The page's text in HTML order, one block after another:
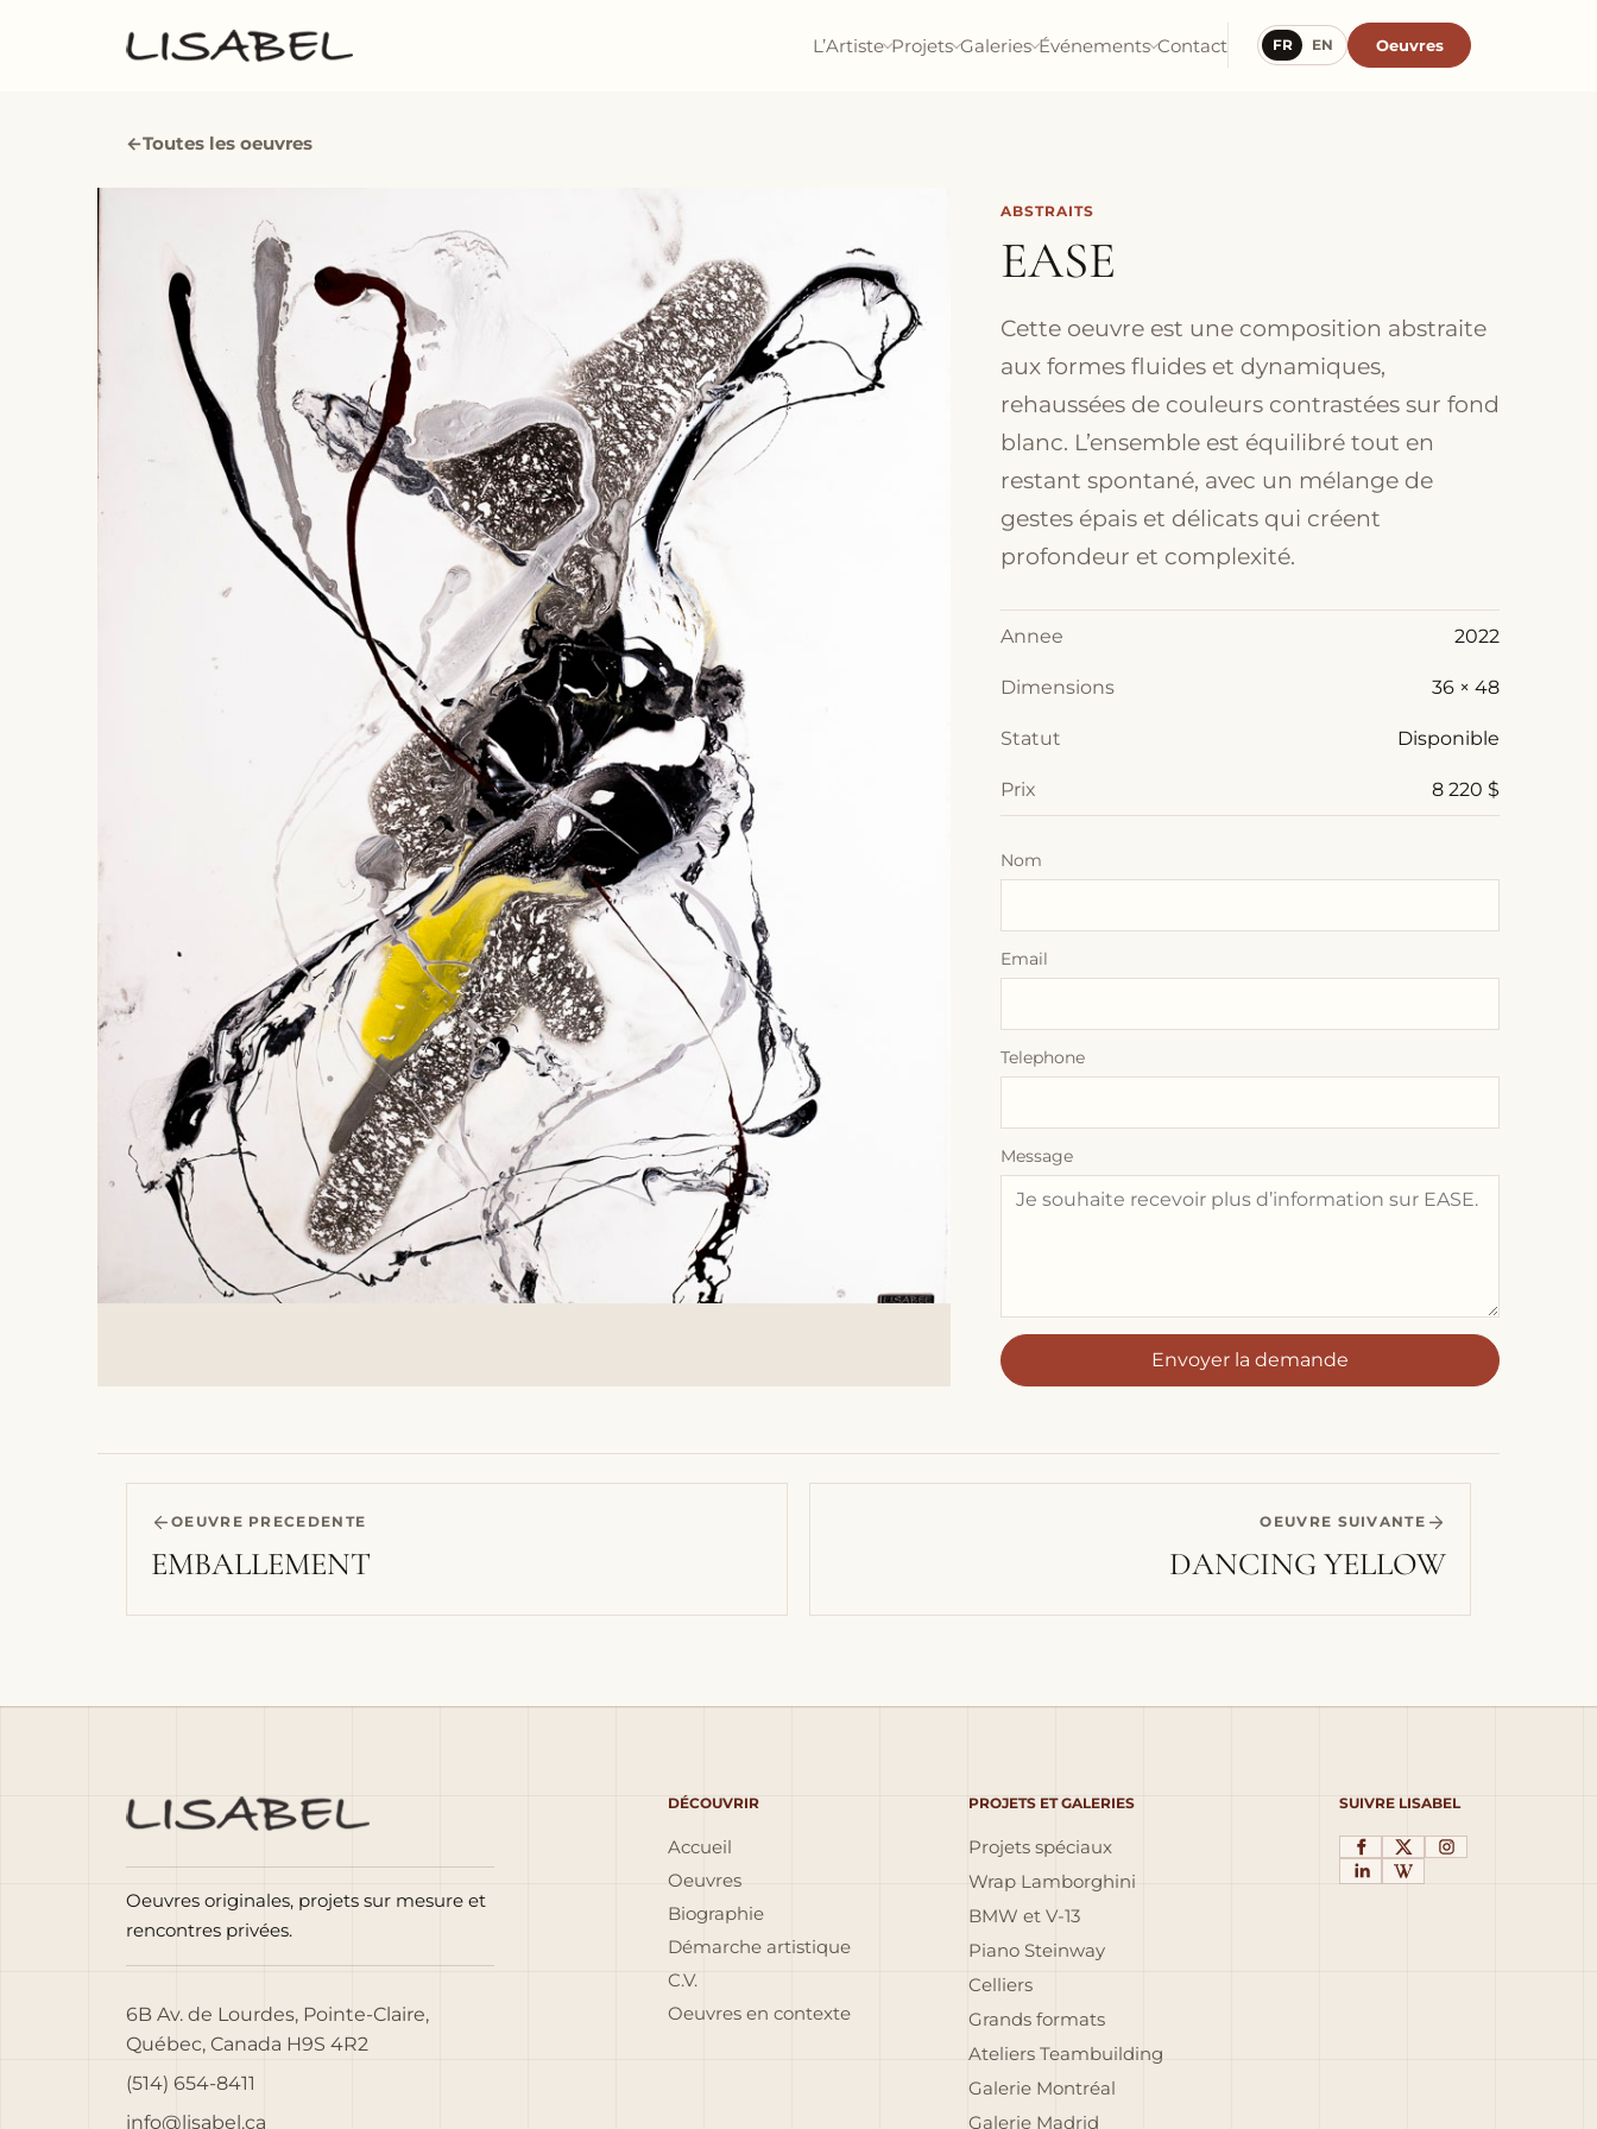
L’Artiste Projets Galeries Événements Contact FR EN Oeuvres
←Toutes les oeuvres
ABSTRAITS
EASE
Cette oeuvre est une composition abstraite
aux formes fluides et dynamiques,
rehaussées de couleurs contrastées sur fond
blanc. L’ensemble est équilibré tout en
restant spontané, avec un mélange de
gestes épais et délicats qui créent
profondeur et complexité.
Annee 2022
Dimensions 36 × 48
Statut Disponible
Prix 8 220 $
Nom
Email
Telephone
Message
Envoyer la demande
OEUVRE PRECEDENTE
EMBALLEMENT
OEUVRE SUIVANTE
DANCING YELLOW
Oeuvres originales, projets sur mesure et
rencontres privées.
6B Av. de Lourdes, Pointe-Claire,
Québec, Canada H9S 4R2
(514) 654-8411
info@lisabel.ca
DÉCOUVRIR
Accueil
Oeuvres
Biographie
Démarche artistique
C.V.
Oeuvres en contexte
PROJETS ET GALERIES
Projets spéciaux
Wrap Lamborghini
BMW et V-13
Piano Steinway
Celliers
Grands formats
Ateliers Teambuilding
Galerie Montréal
Galerie Madrid
SUIVRE LISABEL